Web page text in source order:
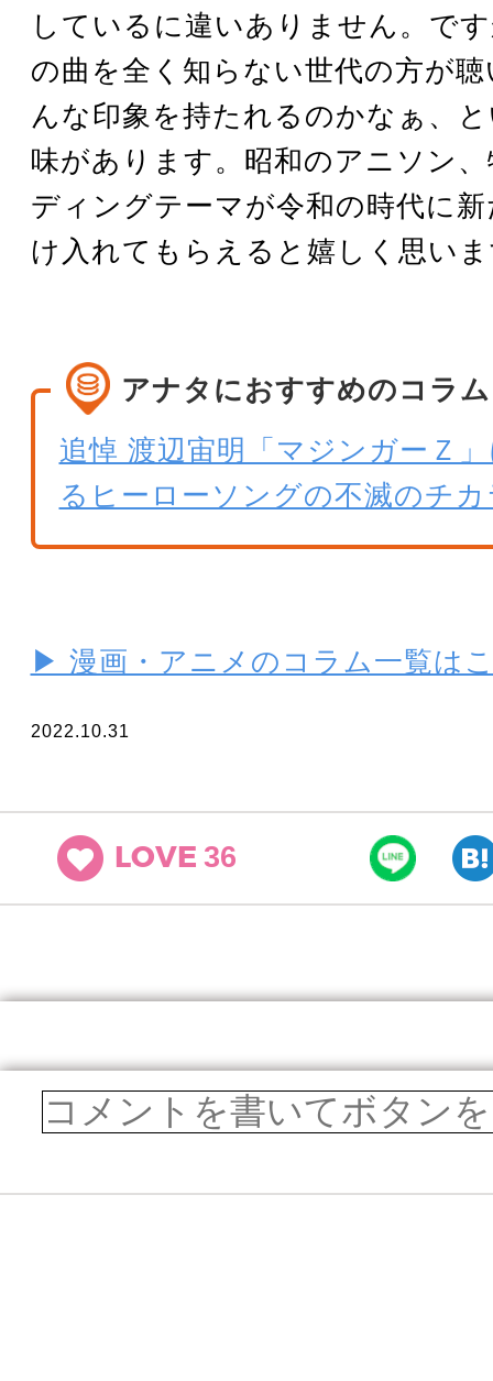
しているに違いありません。で
の曲を全く知らない世代の方が
んな印象を持たれるのかなぁ、
味があります。昭和のアニソン
ディングテーマが令和の時代に
け入れてもらえると嬉しく思い
アナタにおすすめのコラム
追悼 渡辺宙明「マジンガーＺ
るヒーローソングの不滅のチカ
▶ 漫画・アニメのコラム一覧は
2022.10.31
LOVE 36